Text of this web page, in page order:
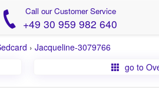
Call our Customer Service
+49 30 959 982 640
› Jacqueline-3079766
go to